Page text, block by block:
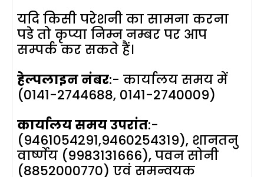
यदि किसी परेशनी का सामना करना
पडे तो कृप्या निम्न नम्बर पर आप
सम्पर्क कर सकते हैं।
हेल्पलाइन नंबर:- कार्यालय समय में
(0141-2744688, 0141-2740009)
कार्यालय समय उपरांत:-
(9461054291,9460254319), शानतनु
वार्ष्णेय (9983131666), पवन सोनी
(8852000770) एवं समन्वयक